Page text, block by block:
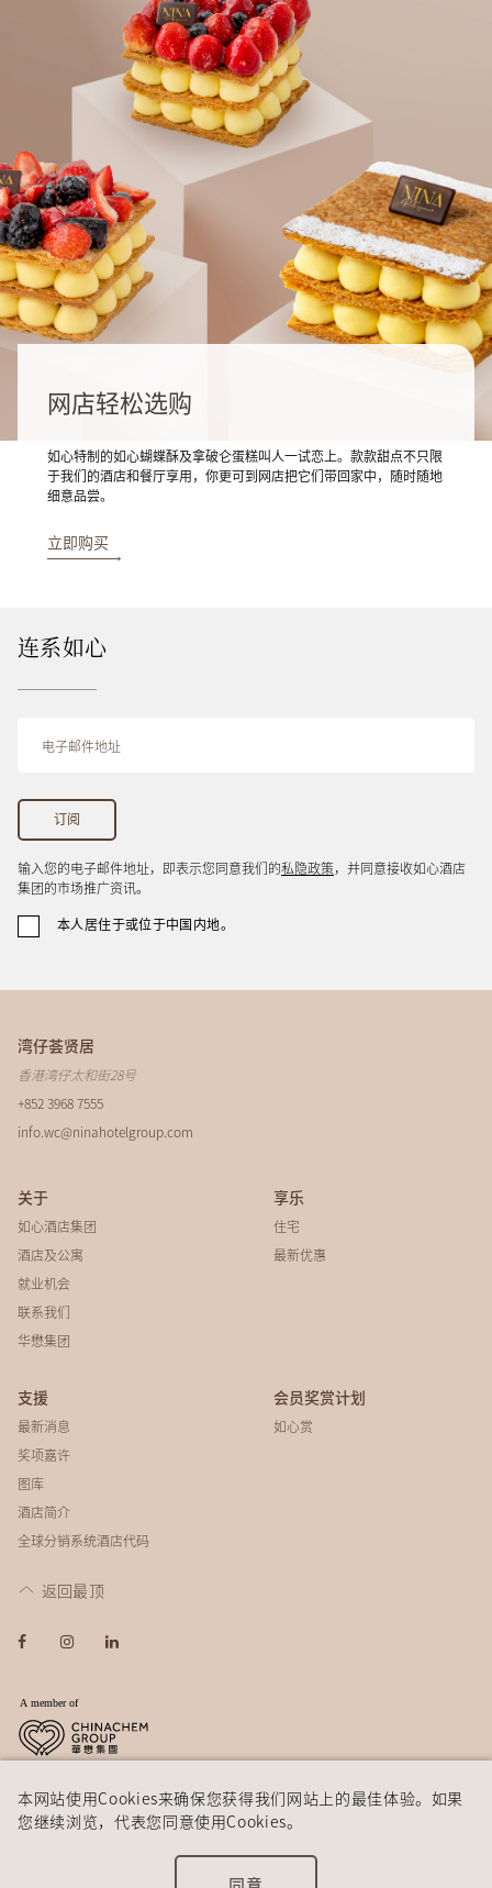
网店轻松选购
如心特制的如心蝴蝶酥及拿破仑蛋糕叫人一试恋上。款款甜点不只限
于我们的酒店和餐厅享用，你更可到网店把它们带回家中，随时随地
细意品尝。
立即购买
连系如心
输入您的电子邮件地址，即表示您同意我们的私隐政策，并同意接收如心酒店
集团的市场推广资讯。
本人居住于或位于中国内地。
湾仔荟贤居
香港湾仔太和街28号
+852 3968 7555
info.wc@ninahotelgroup.com
关于
如心酒店集团
酒店及公寓
就业机会
联系我们
华懋集团
享乐
住宅
最新优惠
支援
最新消息
奖项嘉许
图库
酒店简介
全球分销系统酒店代码
会员奖赏计划
如心赏
返回最顶
本网站使用Cookies来确保您获得我们网站上的最佳体验。如果
您继续浏览，代表您同意使用Cookies。